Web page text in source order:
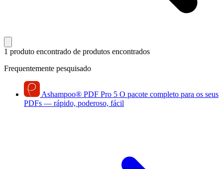
1 produto encontrado de produtos encontrados
Frequentemente pesquisado
Ashampoo® PDF Pro 5 O pacote completo para os seus
PDFs — rápido, poderoso, fácil